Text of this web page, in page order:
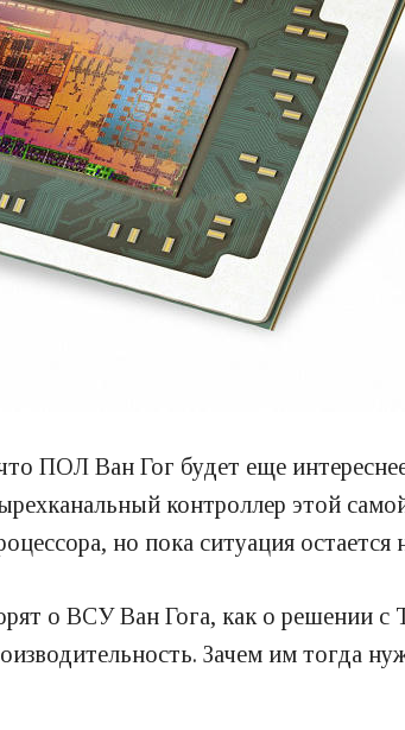
ПОЛ Ван Гог будет еще
контроллер этой
но пока ситуация остается
о ВСУ Ван Гога, как о решении с
Зачем им тогда